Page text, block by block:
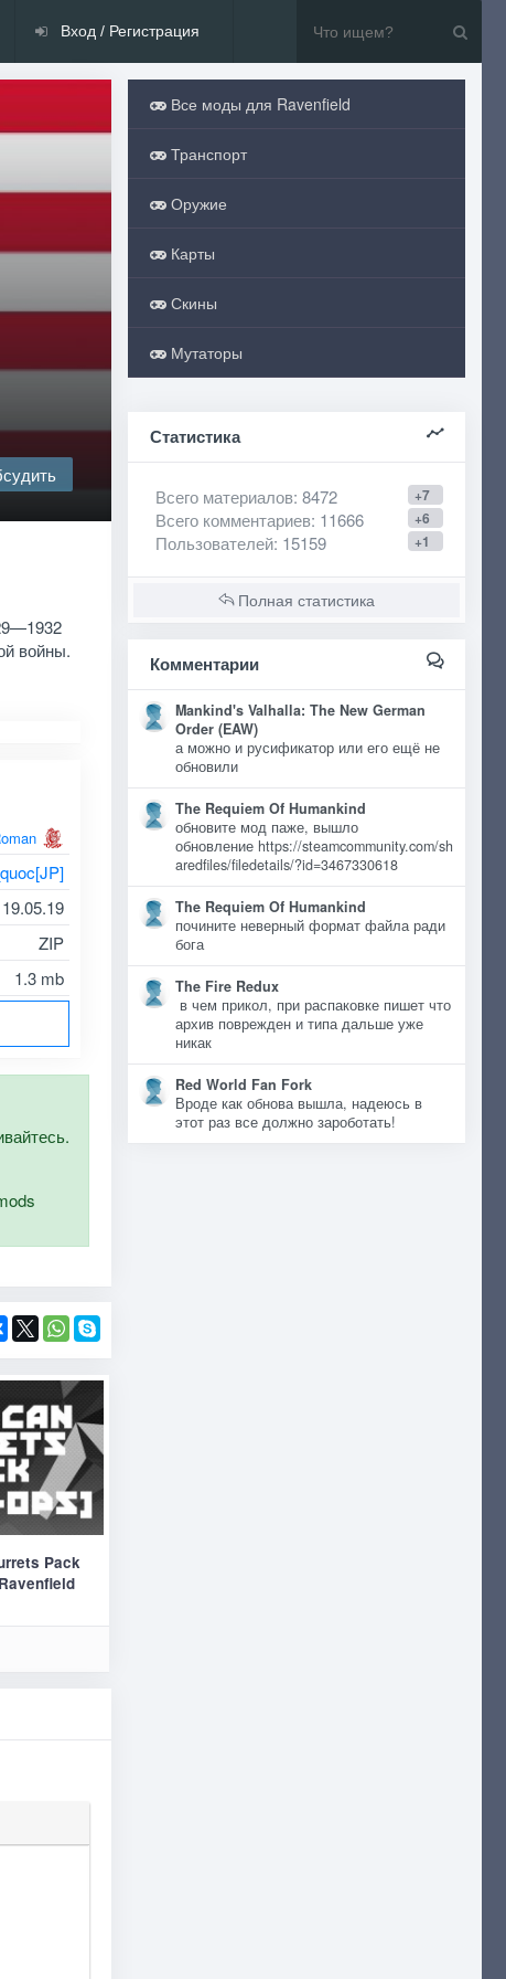
Вход / Регистрация
войны.
19.05.19
ZIP
1.3 mb
Pack
Все моды для Ravenfield
Транспорт
Оружие
Карты
Скины
Мутаторы
Статистика
+7
Всего материалов: 8472
+6
Всего комментариев: 11666
+1
Пользователей: 15159
Полная статистика
Комментарии
Mankind's Valhalla: The New German
Order (EAW)
а можно и русификатор или его ещё не
обновили
The Requiem Of Humankind
обновите мод паже, вышло
обновление https://steamcommunity.com/sh
aredfiles/filedetails/?id=3467330618
The Requiem Of Humankind
почините неверный формат файла ради
бога
The Fire Redux
в чем прикол, при распаковке пишет что
архив поврежден и типа дальше уже
никак
Red World Fan Fork
Вроде как обнова вышла, надеюсь в
этот раз все должно зароботать!